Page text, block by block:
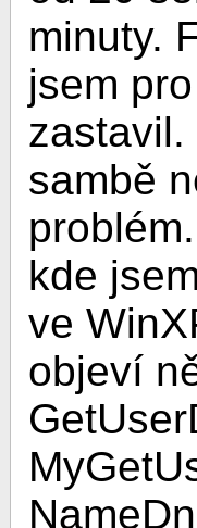
minuty.
jsem
sambě
kde
ve
objeví